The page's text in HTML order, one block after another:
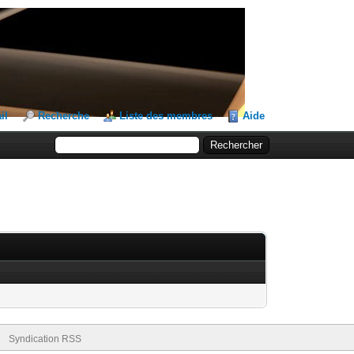
Recherche Liste des membres Aide
Syndication RSS